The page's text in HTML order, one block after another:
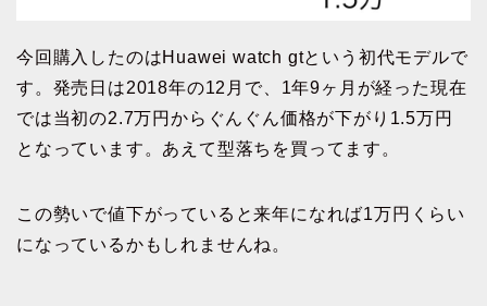
今回購入したのはHuawei watch gtという初代モデルで
す。発売日は2018年の12月で、1年9ヶ月が経った現在
では当初の2.7万円からぐんぐん価格が下がり1.5万円
となっています。あえて型落ちを買ってます。
この勢いで値下がっていると来年になれば1万円くらい
になっているかもしれませんね。